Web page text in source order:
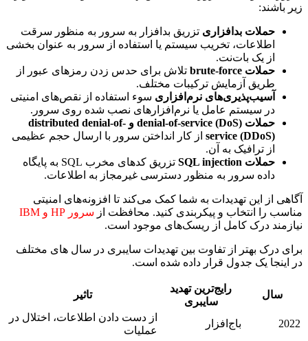
زیر باشند:
حملات بدافزاری تزریق بدافزار به سرور به منظور سرقت
اطلاعات، تخریب سیستم یا استفاده از سرور به عنوان بخشی
از یک بات‌نت.
حملات brute-force
تلاش برای حدس زدن رمزهای عبور از
طریق آزمایش ترکیبات مختلف.
آسیب‌پذیری‌های نرم‌افزاری سوء استفاده از نقص‌های امنیتی
در سیستم عامل یا نرم‌افزارهای نصب شده روی سرور.
حملات denial-of-service (DoS) و distributed denial-of-
service (DDoS) از کار انداختن سرور با ارسال حجم عظیمی
از ترافیک به آن.
حملات SQL injection
تزریق کدهای مخرب SQL به پایگاه
داده سرور به منظور دسترسی غیرمجاز به اطلاعات.
آگاهی از این تهدیدات به شما کمک می‌کند تا افزونه‌های امنیتی
مناسب را انتخاب و پیکربندی کنید. محافظت از سرور HP و IBM
نیازمند درک کامل از ریسک‌های موجود است.
برای درک بهتر از تفاوت بین تهدیدات سایبری در سال های مختلف
در اینجا یک جدول قرار داده شده است.
سال
رایج‌ترین تهدید
سایبری
تاثیر
2022 باج‌افزار
از دست دادن اطلاعات، اختلال در
عملیات